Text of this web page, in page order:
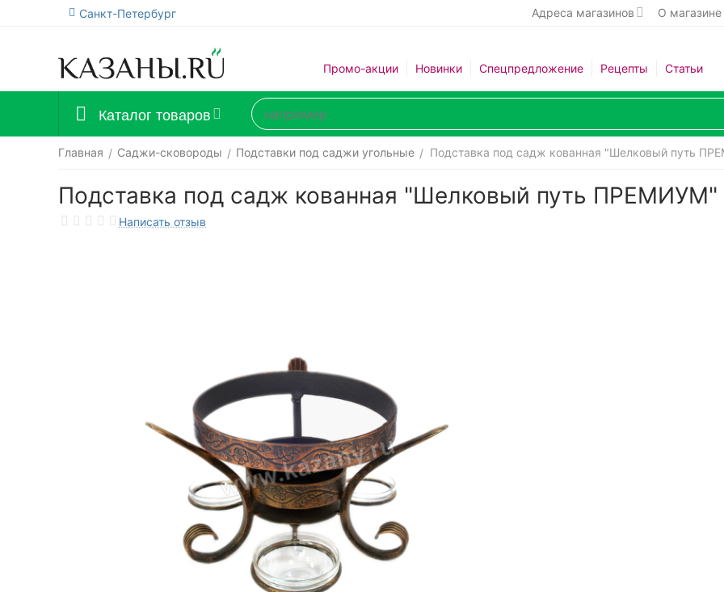
Санкт-Петербург Адреса магазинов О магазине
Промо-акции Новинки Спецпредложение Рецепты Статьи
Каталог товаров
Главная / Саджи-сковороды / Подставки под саджи угольные / Подставка под садж кованная "Шелковый путь
Подставка под садж кованная "Шелковый путь ПРЕМИУМ"
Написать отзыв